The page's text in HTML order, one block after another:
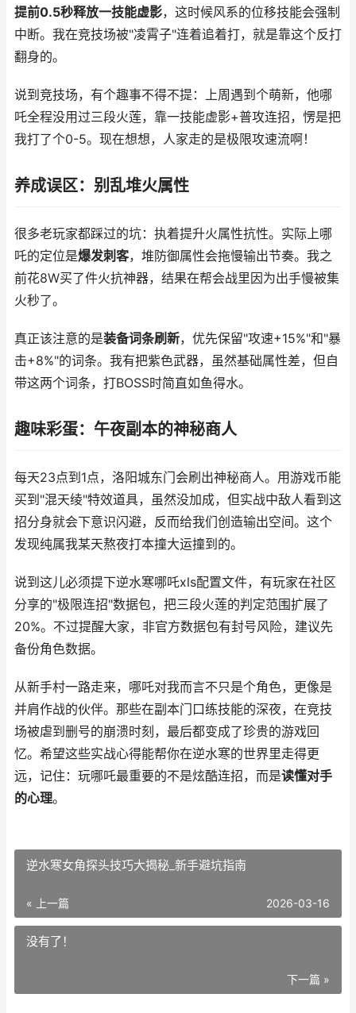
提前0.5秒释放一技能虚影，这时候风系的位移技能会强制
中断。我在竞技场被"凌霄子"连着追着打，就是靠这个反打
翻身的。
说到竞技场，有个趣事不得不提：上周遇到个萌新，他哪
吒全程没用过三段火莲，靠一技能虚影+普攻连招，愣是把
我打了个0-5。现在想想，人家走的是极限攻速流啊！
养成误区：别乱堆火属性
很多老玩家都踩过的坑：执着提升火属性抗性。实际上哪
吒的定位是爆发刺客，堆防御属性会拖慢输出节奏。我之
前花8W买了件火抗神器，结果在帮会战里因为出手慢被集
火秒了。
真正该注意的是装备词条刷新，优先保留"攻速+15%"和"暴
击+8%"的词条。我有把紫色武器，虽然基础属性差，但自
带这两个词条，打BOSS时简直如鱼得水。
趣味彩蛋：午夜副本的神秘商人
每天23点到1点，洛阳城东门会刷出神秘商人。用游戏币能
买到"混天绫"特效道具，虽然没加成，但实战中敌人看到这
招分身就会下意识闪避，反而给我们创造输出空间。这个
发现纯属我某天熬夜打本撞大运撞到的。
说到这儿必须提下逆水寒哪吒xls配置文件，有玩家在社区
分享的"极限连招"数据包，把三段火莲的判定范围扩展了
20%。不过提醒大家，非官方数据包有封号风险，建议先
备份角色数据。
从新手村一路走来，哪吒对我而言不只是个角色，更像是
并肩作战的伙伴。那些在副本门口练技能的深夜，在竞技
场被虐到删号的崩溃时刻，最后都变成了珍贵的游戏回
忆。希望这些实战心得能帮你在逆水寒的世界里走得更
远，记住：玩哪吒最重要的不是炫酷连招，而是读懂对手
的心理。
逆水寒女角探头技巧大揭秘_新手避坑指南
« 上一篇 2026-03-16
没有了！
下一篇 »